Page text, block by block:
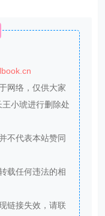
网络，仅供大家
小琥进行删除处
不代表本站赞同
载任何违法的相
链接失效，请联